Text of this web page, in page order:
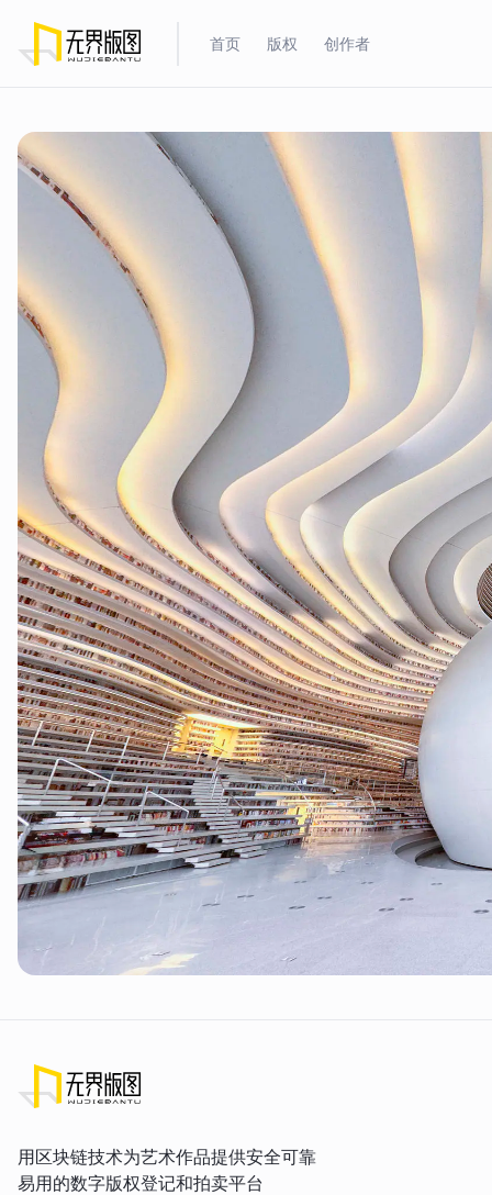
首页 版权 创作者
用区块链技术为艺术作品提供安全可靠
易用的数字版权登记和拍卖平台